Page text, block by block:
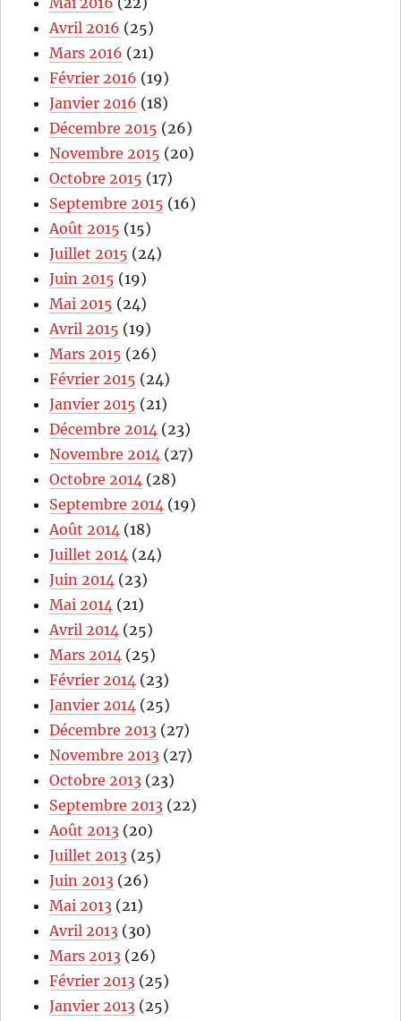
Avril 2016 (25)
Mars 2016 (21)
Février 2016 (19)
Janvier 2016 (18)
Décembre 2015 (26)
Novembre 2015 (20)
Octobre 2015 (17)
Septembre 2015 (16)
Août 2015 (15)
Juillet 2015 (24)
Juin 2015 (19)
Mai 2015 (24)
Avril 2015 (19)
Mars 2015 (26)
Février 2015 (24)
Janvier 2015 (21)
Décembre 2014 (23)
Novembre 2014 (27)
Octobre 2014 (28)
Septembre 2014 (19)
Août 2014 (18)
Juillet 2014 (24)
Juin 2014 (23)
Mai 2014 (21)
Avril 2014 (25)
Mars 2014 (25)
Février 2014 (23)
Janvier 2014 (25)
Décembre 2013 (27)
Novembre 2013 (27)
Octobre 2013 (23)
Septembre 2013 (22)
Août 2013 (20)
Juillet 2013 (25)
Juin 2013 (26)
Mai 2013 (21)
Avril 2013 (30)
Mars 2013 (26)
Février 2013 (25)
Janvier 2013 (25)